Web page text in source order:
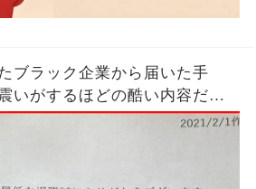
ブラック企業から届いた手
いがするほどの酷い内容だっ